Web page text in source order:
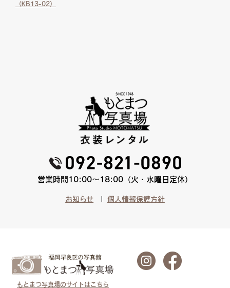
（KB13-02）
営業時間10:00〜18:00（火・水曜日定休）
お知らせ 個人情報保護方針
もとまつ写真場のサイトはこちら